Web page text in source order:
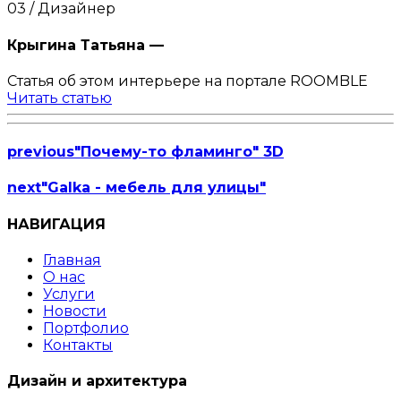
03 / Дизайнер
Крыгина Татьяна —
Статья об этом интерьере на портале ROOMBLE
Читать статью
previous"Почему-то фламинго" 3D
next"Galka - мебель для улицы"
НАВИГАЦИЯ
Главная
О нас
Услуги
Новости
Портфолио
Контакты
Дизайн и архитектура